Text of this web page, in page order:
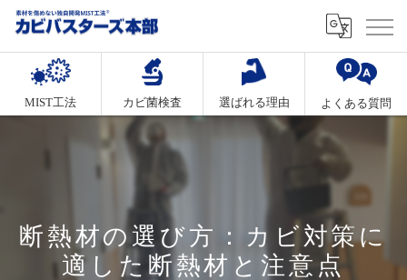
MIST工法 カビ菌検査 選ばれる理由 よくある質問
断熱材の選び方：カビ対策に
適した断熱材と注意点